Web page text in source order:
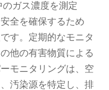
ガス濃度を測定
全を確保するため
す。定期的なモニタ
他の有害物質による
モニタリングは、空
汚染源を特定し、排